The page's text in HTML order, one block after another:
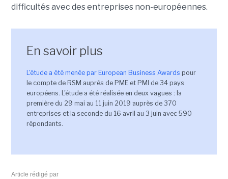
difficultés avec des entreprises non-européennes.
En savoir plus
L'étude a été menée par European Business Awards pour
le compte de RSM auprès de PME et PMI de 34 pays
européens. L'étude a été réalisée en deux vagues : la
première du 29 mai au 11 juin 2019 auprès de 370
entreprises et la seconde du 16 avril au 3 juin avec 590
répondants.
Article rédigé par